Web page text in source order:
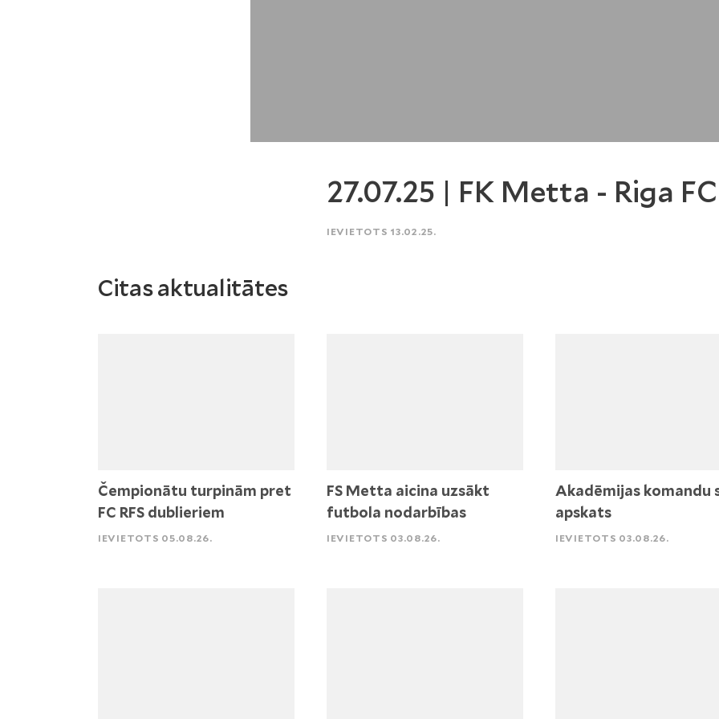
27.07.25 | FK Metta - Riga FC
IEVIETOTS 13.02.25.
Citas aktualitātes
Čempionātu turpinām pret
FC RFS dublieriem
IEVIETOTS 05.08.26.
FS Metta aicina uzsākt
futbola nodarbības
IEVIETOTS 03.08.26.
Akadēmijas komandu
apskats
IEVIETOTS 03.08.26.